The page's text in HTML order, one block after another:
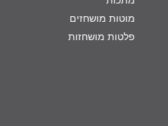
מוטות מושחזים
פלטות מושחזות